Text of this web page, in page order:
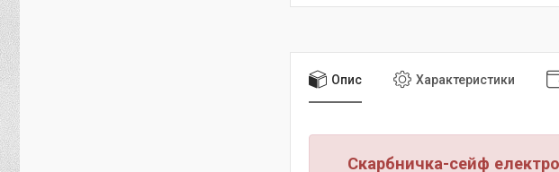
Опис Характеристики
Скарбничка-сейф